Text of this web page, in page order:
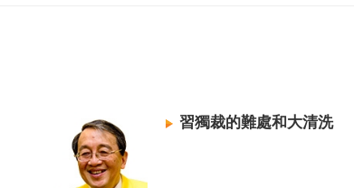
習獨裁的難處和大清洗